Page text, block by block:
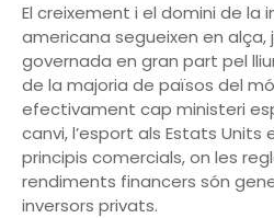
El creixement i el domini de la
americana segueixen en
governada en gran part pel
de la majoria de països del
efectivament cap ministeri
canvi, l’esport als Estats
principis comercials, on les
rendiments financers són
inversors privats.